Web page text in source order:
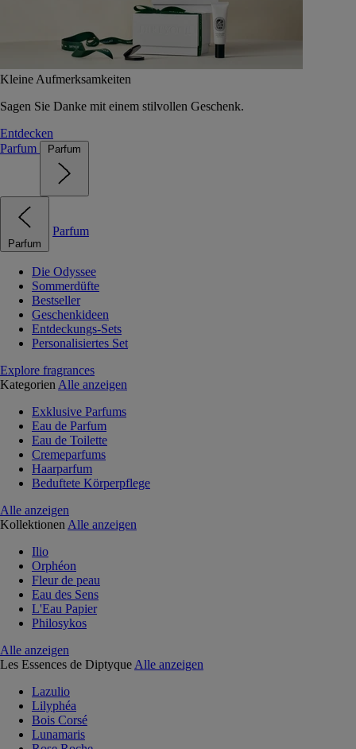
Kleine Aufmerksamkeiten
Sagen Sie Danke mit einem stilvollen Geschenk.
Entdecken
Parfum
Parfum
Parfum
Parfum
Die Odyssee
Sommerdüfte
Bestseller
Geschenkideen
Entdeckungs-Sets
Personalisiertes Set
Explore fragrances
Kategorien Alle anzeigen
Exklusive Parfums
Eau de Parfum
Eau de Toilette
Cremeparfums
Haarparfum
Beduftete Körperpflege
Alle anzeigen
Kollektionen Alle anzeigen
Ilio
Orphéon
Fleur de peau
Eau des Sens
L'Eau Papier
Philosykos
Alle anzeigen
Les Essences de Diptyque Alle anzeigen
Lazulio
Lilyphéa
Bois Corsé
Lunamaris